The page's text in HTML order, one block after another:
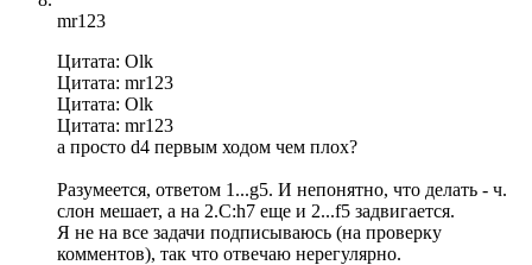
mr123
Цитата: Olk
Цитата: mr123
Цитата: Olk
Цитата: mr123
а просто d4 первым ходом чем плох?
Разумеется, ответом 1...g5. И непонятно, что делать - ч.
слон мешает, а на 2.С:h7 еще и 2...f5 задвигается.
Я не на все задачи подписываюсь (на проверку
комментов), так что отвечаю нерегулярно.